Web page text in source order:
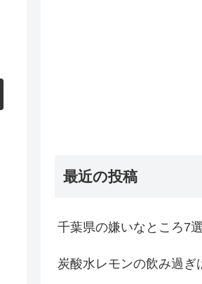
最近の投稿
千葉県の嫌いなところ7選
炭酸水レモンの飲み過ぎ